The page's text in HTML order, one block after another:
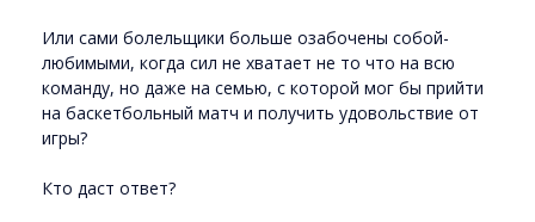
Или сами болельщики больше озабочены собой-
любимыми, когда сил не хватает не то что на всю
команду, но даже на семью, с которой мог бы прийти
на баскетбольный матч и получить удовольствие от
игры?
Кто даст ответ?